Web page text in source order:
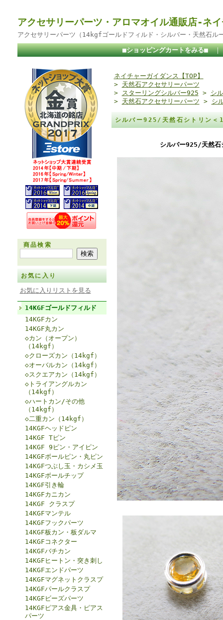
アクセサリーパーツ・アロマオイル通販店-ネ
アクセサリーパーツ（14kgfゴールドフィルド・シルバー・天然石ル
■ショッピングカートをみる■
商品検索
お気に入り
お気に入りリストを見る
14KGFゴールドフィルド
14KGFカン
14KGF丸カン
◇カン（オープン）
（14kgf）
◇クローズカン（14kgf）
◇オーバルカン（14kgf）
◇スクエアカン（14kgf）
◇トライアングルカン
（14kgf）
◇ハートカン/その他
（14kgf）
◇二重カン（14kgf）
14KGFヘッドピン
14KGF Tピン
14KGF 9ピン・アイピン
14KGFボールピン・丸ピン
14KGFつぶし玉・カシメ玉
14KGFボールチップ
14KGF引き輪
14KGFカニカン
14KGF クラスプ
14KGFマンテル
14KGFフックパーツ
14KGF板カン・板ダルマ
14KGFコネクター
14KGFバチカン
14KGFヒートン・突き刺し
14KGFエンドパーツ
14KGFマグネットクラスプ
14KGFパールクラスプ
14KGFビーズパーツ
14KGFピアス金具・ピアス
パーツ
ネイチャーガイダンス【TOP】
> 天然石アクセサリーパーツ
> スターリングシルバー925 > シ
> 天然石アクセサリーパーツ > シ
シルバー925/天然石シトリン
シルバー925/天然石